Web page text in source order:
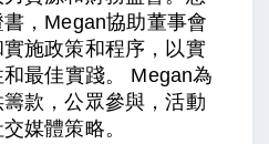
，Megan協助董事會
施政策和程序，以實
最佳實踐。 Megan為
款，公眾參與，活動
媒體策略。